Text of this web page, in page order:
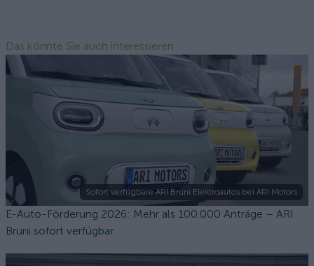
Das könnte Sie auch interessieren
Sofort verfügbare ARI Bruni Elektroautos bei ARI Motors
E-Auto-Förderung 2026: Mehr als 100.000 Anträge – ARI
Bruni sofort verfügbar